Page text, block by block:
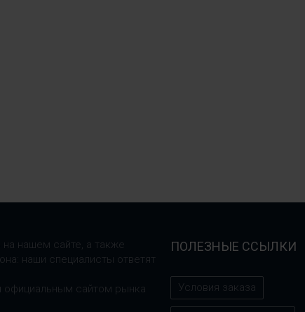
нашем сайте, а также
наши специалисты ответят
официальным сайтом рынка
ПОЛЕЗНЫЕ ССЫЛКИ
Условия заказа